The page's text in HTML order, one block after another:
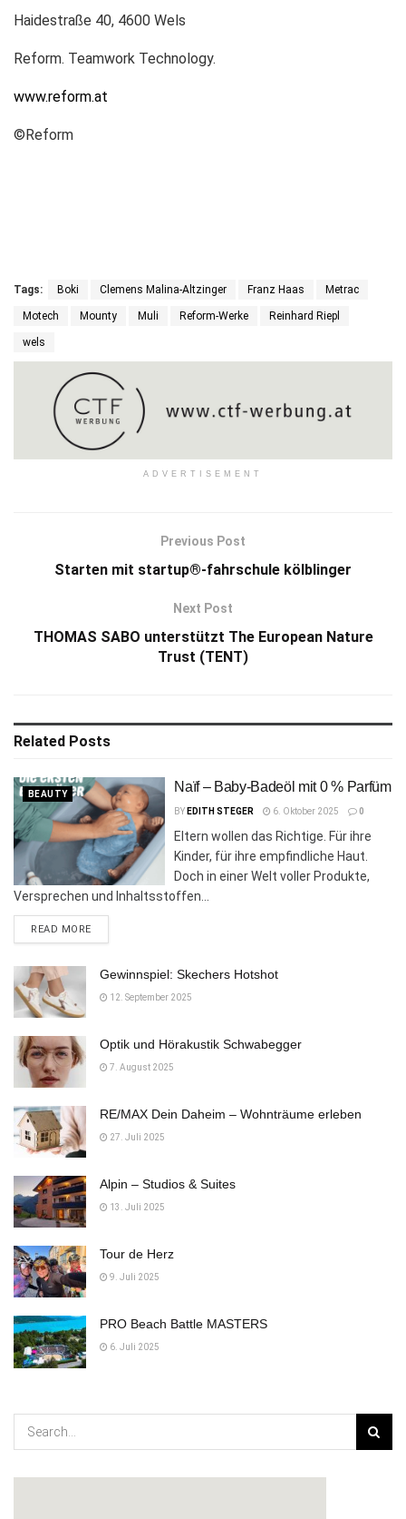
Haidestraße 40, 4600 Wels
Reform. Teamwork Technology.
www.reform.at
©Reform
Tags: Boki Clemens Malina-Altzinger Franz Haas Metrac
Motech Mounty Muli Reform-Werke Reinhard Riepl
wels
ADVERTISEMENT
Previous Post
Starten mit startup®-fahrschule kölblinger
Next Post
THOMAS SABO unterstützt The European Nature
Trust (TENT)
Related Posts
BEAUTY Naïf – Baby-Badeöl mit 0 % Parfüm
BY EDITH STEGER 6. Oktober 2025 0
Eltern wollen das Richtige. Für ihre
Kinder, für ihre empfindliche Haut.
Doch in einer Welt voller Produkte,
Versprechen und Inhaltsstoffen...
READ MOREDETAILS
Gewinnspiel: Skechers Hotshot
12. September 2025
Optik und Hörakustik Schwabegger
7. August 2025
RE/MAX Dein Daheim – Wohnträume erleben
27. Juli 2025
Alpin – Studios & Suites
13. Juli 2025
Tour de Herz
9. Juli 2025
PRO Beach Battle MASTERS
6. Juli 2025